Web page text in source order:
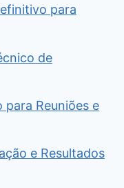
para
de
para Reuniões e
e Resultados